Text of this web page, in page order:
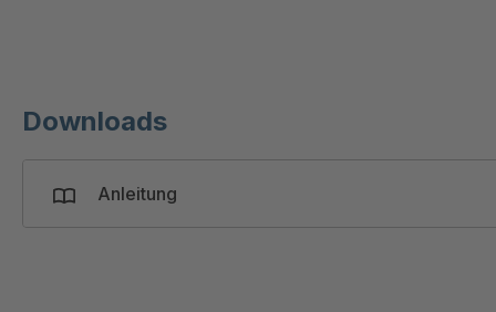
Downloads
Anleitung